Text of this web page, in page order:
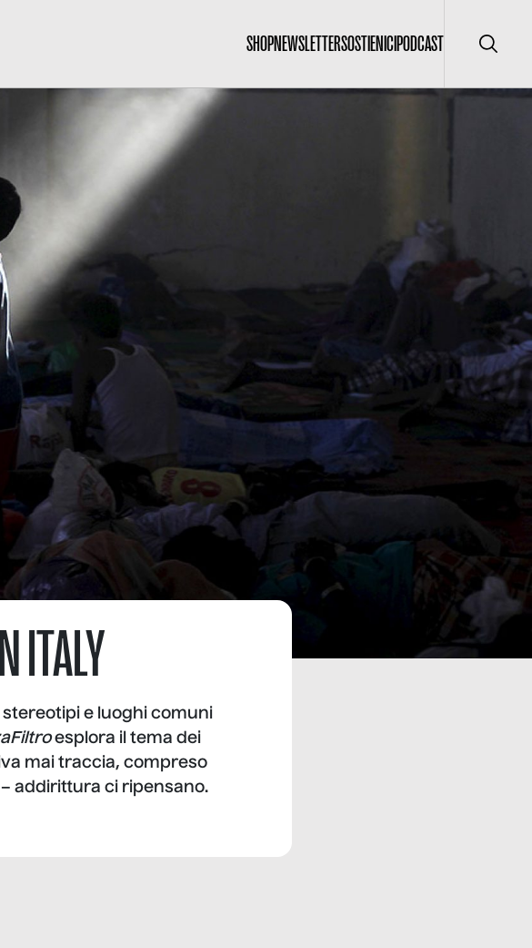
SHOPNEWSLETTERSOSTIENICIPODCAST Cerca
ITALY
stereotipi e luoghi comuni
esplora il tema dei
mai traccia, compreso
addirittura ci ripensano.